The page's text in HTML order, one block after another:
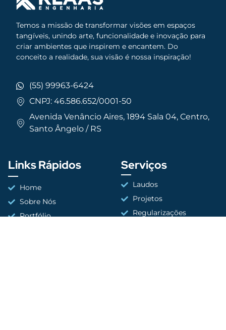
Temos a missão de transformar visões em espaços
tangíveis, unindo arte, funcionalidade e inovação para
criar ambientes que inspirem e encantem. Do
conceito a realidade, sua visão é nossa inspiração!
(55) 99963-6424
CNPJ: 46.586.652/0001-50
Avenida Venâncio Aires, 1894 Sala 04, Centro,
Santo Ângelo / RS
Links Rápidos
Home
Sobre Nós
Portfólio
Serviços
Laudos
Projetos
Regularizações